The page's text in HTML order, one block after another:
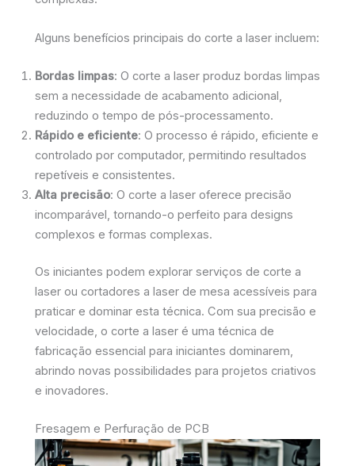
Alguns benefícios principais do corte a laser incluem:
Bordas limpas: O corte a laser produz bordas limpas
sem a necessidade de acabamento adicional,
reduzindo o tempo de pós-processamento.
Rápido e eficiente: O processo é rápido, eficiente e
controlado por computador, permitindo resultados
repetíveis e consistentes.
Alta precisão: O corte a laser oferece precisão
incomparável, tornando-o perfeito para designs
complexos e formas complexas.
Os iniciantes podem explorar serviços de corte a
laser ou cortadores a laser de mesa acessíveis para
praticar e dominar esta técnica. Com sua precisão e
velocidade, o corte a laser é uma técnica de
fabricação essencial para iniciantes dominarem,
abrindo novas possibilidades para projetos criativos
e inovadores.
Fresagem e Perfuração de PCB